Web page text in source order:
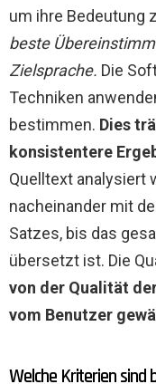
um ihre Bedeutung
beste
Zielsprache. Die
Techniken
bestimmen. Dies
konsistentere
Quelltext analysiert
nacheinander mit
Satzes, bis das
übersetzt ist. Die
von der Qualität
vom Benutzer
Welche Kriterien sind